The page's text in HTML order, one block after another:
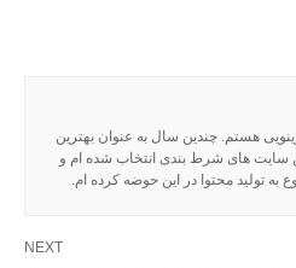
هستم. چندین سال به عنوان بهترین
سایت های شرط بندی انتخاب شده ام و
تولید محتوا در این حوضه کرده ام.
NEXT